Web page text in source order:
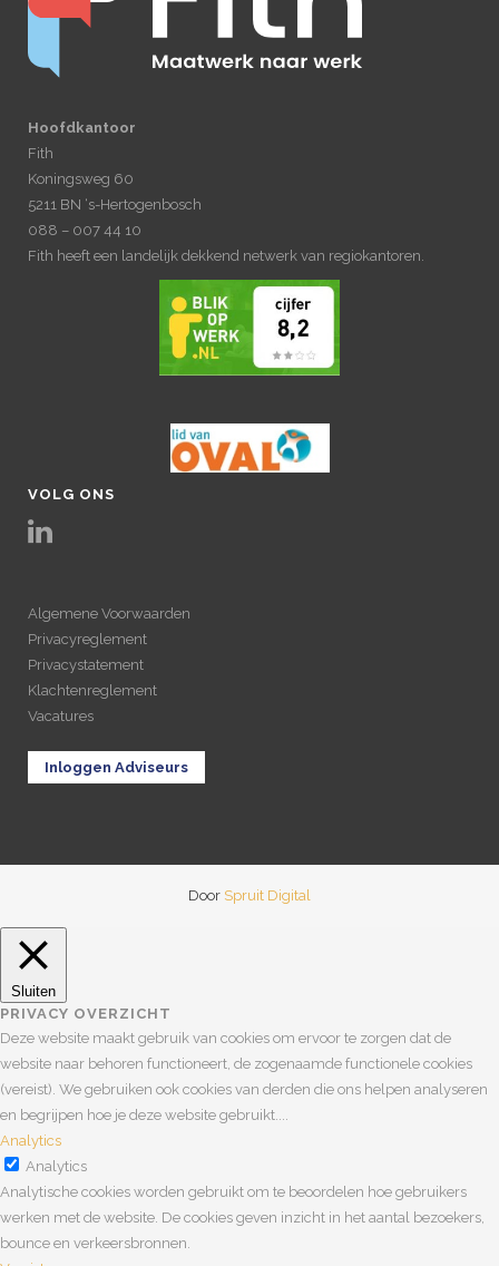
Hoofdkantoor
Fith
Koningsweg 60
5211 BN ‘s-Hertogenbosch
088 – 007 44 10
Fith heeft een landelijk dekkend netwerk van regiokantoren.
VOLG ONS
Algemene Voorwaarden
Privacyreglement
Privacystatement
Klachtenreglement
Vacatures
Inloggen Adviseurs
Door Spruit Digital
Sluiten
PRIVACY OVERZICHT
Deze website maakt gebruik van cookies om ervoor te zorgen dat de
website naar behoren functioneert, de zogenaamde functionele cookies
(vereist). We gebruiken ook cookies van derden die ons helpen analyseren
en begrijpen hoe je deze website gebruikt....
Analytics
Analytics
Analytische cookies worden gebruikt om te beoordelen hoe gebruikers
werken met de website. De cookies geven inzicht in het aantal bezoekers,
bounce en verkeersbronnen.